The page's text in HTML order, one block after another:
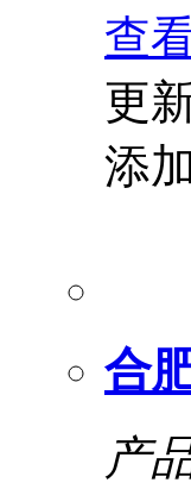
查
更
添
合
产